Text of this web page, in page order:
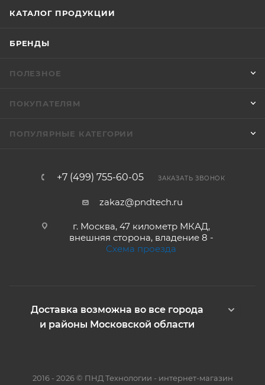
КАТАЛОГ ПРОДУКЦИИ
БРЕНДЫ
ПОЛЕЗНОЕ
ПОКУПАТЕЛЯМ
ПОПУЛЯРНЫЕ КАТЕГОРИИ
+7 (499) 755-60-05 ЗАКАЗАТЬ ЗВОНОК
zakaz@pndtech.ru
г. Москва, 47 километр МКАД,
внешняя сторона, владение 8 -
Схема проезда
Доставка возможна во все города
и районы Московской области
2016 - 2026 © ПНД Технологии - интернет-магазин